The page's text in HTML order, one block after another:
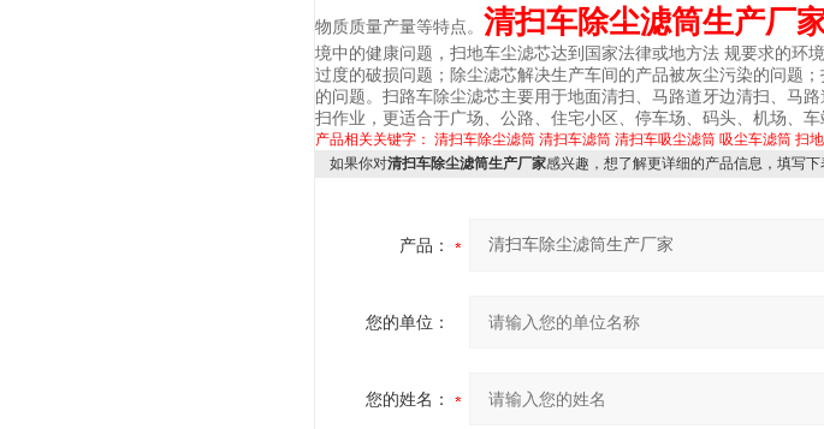
物质质量产量等特点。 清扫车除尘滤筒生产厂
境中的健康问题 ， 扫地车尘滤芯达到国家法律或地方法 规要求的环
过度的破损问题；除尘滤芯解决生产车间的产品被灰尘污染的问题
的问题。扫路车除尘滤芯主要用于地面清扫、马路道牙边清扫、马
扫作业，更适合于广场、公路、住宅小区、停车场、码头、机场、
产品相关关键字： 清扫车除尘滤筒 清扫车滤筒 清扫车吸尘滤筒 吸尘车滤筒 扫
如果你对清扫车除尘滤筒生产厂家感兴趣，想了解更详细的产品信息，填写下
产品：
您的单位：
您的姓名：